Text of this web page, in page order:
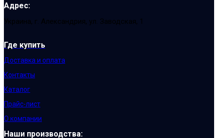
Адрес:
Украина, г. Александрия, ул. Заводская, 1
Где купить
Доставка и оплата
Контакты
Каталог
Прайс-лист
О компании
Наши производства: